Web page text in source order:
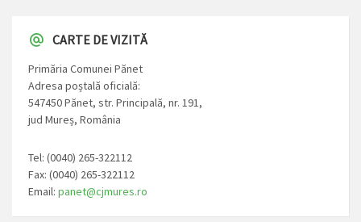
CARTE DE VIZITĂ
Primăria Comunei Pănet
Adresa poștală oficială:
547450 Pănet, str. Principală, nr. 191,
jud Mureș, România
Tel: (0040) 265-322112
Fax: (0040) 265-322112
Email: panet@cjmures.ro